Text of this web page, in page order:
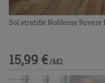
Sol stratifié Noblesse
15,99 € /M2